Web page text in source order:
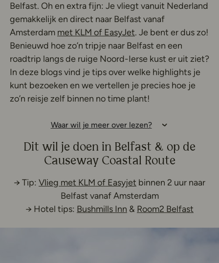
Belfast. Oh en extra fijn: Je vliegt vanuit Nederland
gemakkelijk en direct naar Belfast vanaf
Amsterdam met KLM of EasyJetDeze link opent in
. Je bent er dus zo!
Benieuwd hoe zo’n tripje naar Belfast en een
roadtrip langs de ruige Noord-Ierse kust er uit ziet?
In deze blogs vind je tips over welke highlights je
kunt bezoeken en we vertellen je precies hoe je
zo’n reisje zelf binnen no time plant!
Waar wil je meer over lezen?
Dit wil je doen in Belfast & op de
Causeway Coastal Route
→ Tip: Vlieg met KLM of Easyjet Deze link opent in
binnen 2 uur naar
Belfast vanaf Amsterdam
→ Hotel tips: Bushmills Inn Deze link opent in een
& Room2 Belfast